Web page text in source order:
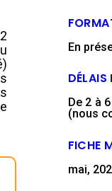
En
De 2 à
(nous
FICHE
mai,